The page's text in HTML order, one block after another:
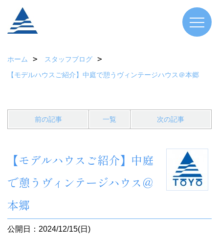
ホーム
スタッフブログ
【モデルハウスご紹介】中庭で憩うヴィンテージハウス＠本郷
前の記事 一覧 次の記事
【モデルハウスご紹介】中庭
で憩うヴィンテージハウス＠
本郷
公開日：2024/12/15(日)